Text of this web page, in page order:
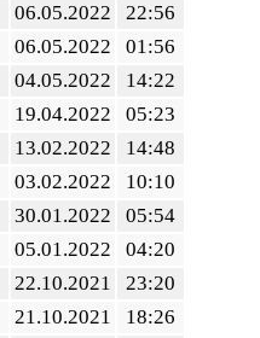
06.05.2022
22:56
06.05.2022
01:56
04.05.2022
14:22
19.04.2022
05:23
13.02.2022
14:48
03.02.2022
10:10
30.01.2022
05:54
05.01.2022
04:20
22.10.2021
23:20
21.10.2021
18:26